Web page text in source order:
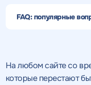
FAQ: популярные
На любом сайте со
которые перестают